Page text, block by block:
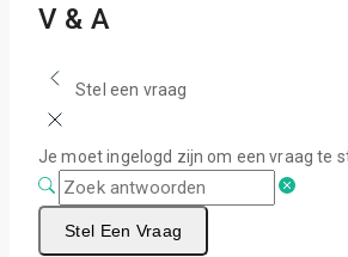
V & A
Stel een vraag
Je moet ingelogd zijn om een vraag te
Stel Een Vraag